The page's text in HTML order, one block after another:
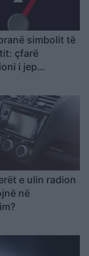
simbolit të
çfarë
i jep
e ulin radion
në